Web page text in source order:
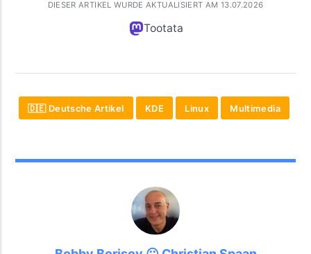
DIESER ARTIKEL WURDE AKTUALISIERT AM 13.07.2026
Tootata
🇩🇪 Deutsche Artikel KDE Linux Multimedia